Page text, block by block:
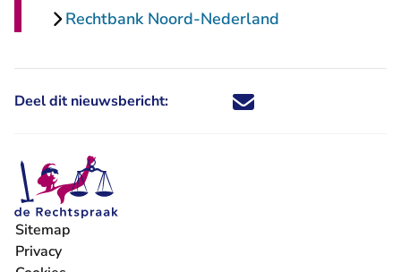
Rechtbank Noord-Nederland
Deel dit nieuwsbericht: Deel dit nieuwsbericht via X -
Deel dit nieuwsbericht via
Deel dit nieuwsbericht
Deel dit
Sitemap
Privacy